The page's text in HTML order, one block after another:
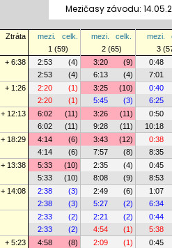
Mezičasy závodu:
Ztráta mezi. celk. mezi. celk. mezi.
1 (59) 2 (65)
3
+ 6:38 2:53 (4) 3:20 (9)
0:48
2:53 (4) 6:13 (4)
7:01
+ 1:26 2:20 (1) 3:25 (10)
0:40
2:20 (1) 5:45 (3)
6:25
+ 12:13 6:02 (11) 3:26 (11)
0:50
6:02 (11) 9:28 (11)
10:18
+ 18:29 4:14 (6) 3:43 (12)
0:38
4:14 (6) 7:57 (8)
8:35
+ 13:38 5:33 (10) 2:35 (4)
0:45
5:33 (10) 8:08 (9)
8:53
+ 14:08 2:38 (3) 2:49 (6)
1:07
2:38 (3) 5:27 (2)
6:34
2:33 (2) 2:21 (2)
0:44
2:33 (2) 4:54 (1)
5:38
+ 5:23 4:58 (8) 2:09 (1)
0:45